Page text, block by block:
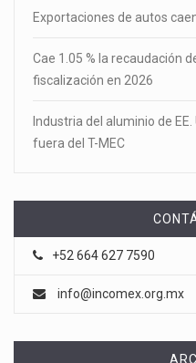
Exportaciones de autos
Cae 1.05 % la recaudación
fiscalización en 2026
Industria del aluminio de
fuera del T-MEC
+52 664 627 7590
info@incomex.org.mx